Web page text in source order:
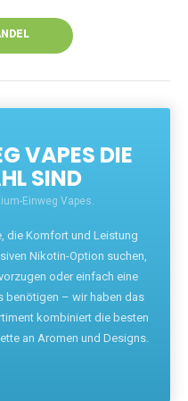
VAPES DIE
SIND
Einweg Vapes.
die Komfort und Leistung
Nikotin-Option suchen,
oder einfach eine
benötigen – wir haben das
kombiniert die besten
an Aromen und Designs.